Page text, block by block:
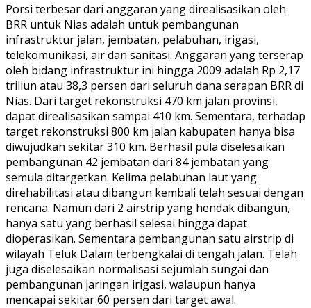
Porsi terbesar dari anggaran yang direalisasikan oleh
BRR untuk Nias adalah untuk pembangunan
infrastruktur jalan, jembatan, pelabuhan, irigasi,
telekomunikasi, air dan sanitasi. Anggaran yang terserap
oleh bidang infrastruktur ini hingga 2009 adalah Rp 2,17
triliun atau 38,3 persen dari seluruh dana serapan BRR di
Nias. Dari target rekonstruksi 470 km jalan provinsi,
dapat direalisasikan sampai 410 km. Sementara, terhadap
target rekonstruksi 800 km jalan kabupaten hanya bisa
diwujudkan sekitar 310 km. Berhasil pula diselesaikan
pembangunan 42 jembatan dari 84 jembatan yang
semula ditargetkan. Kelima pelabuhan laut yang
direhabilitasi atau dibangun kembali telah sesuai dengan
rencana. Namun dari 2 airstrip yang hendak dibangun,
hanya satu yang berhasil selesai hingga dapat
dioperasikan. Sementara pembangunan satu airstrip di
wilayah Teluk Dalam terbengkalai di tengah jalan. Telah
juga diselesaikan normalisasi sejumlah sungai dan
pembangunan jaringan irigasi, walaupun hanya
mencapai sekitar 60 persen dari target awal.